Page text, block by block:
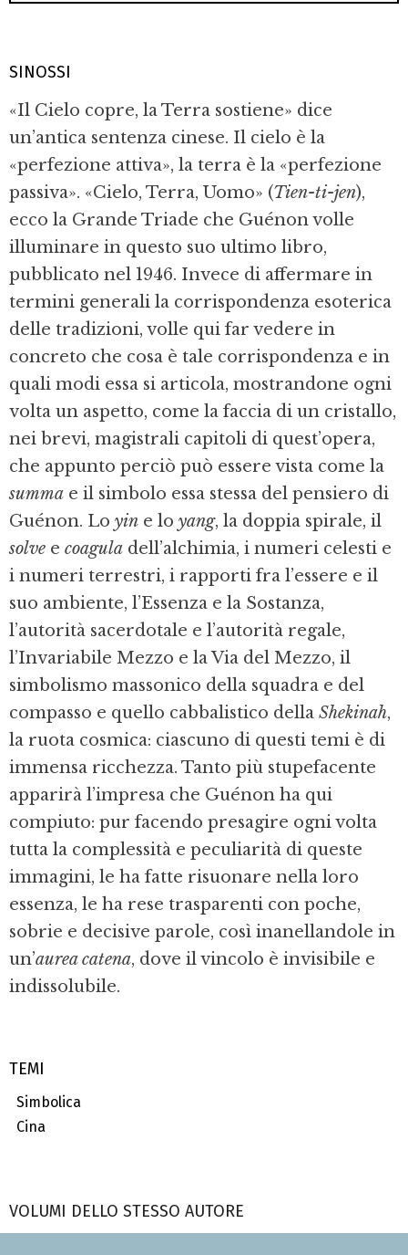
TEMI
Simbolica
Cina
SINOSSI
«Il Cielo copre, la Terra sostiene» dice
un’antica sentenza cinese. Il cielo è la
«perfezione attiva», la terra è la «perfezione
passiva». «Cielo, Terra, Uomo» (Tien-ti-jen),
ecco la Grande Triade che Guénon volle
illuminare in questo suo ultimo libro,
pubblicato nel 1946. Invece di affermare in
termini generali la corrispondenza esoterica
delle tradizioni, volle qui far vedere in
concreto che cosa è tale corrispondenza e in
quali modi essa si articola, mostrandone ogni
volta un aspetto, come la faccia di un cristallo,
nei brevi, magistrali capitoli di quest’opera,
che appunto perciò può essere vista come la
summa e il simbolo essa stessa del pensiero di
Guénon. Lo yin e lo yang, la doppia spirale, il
solve e coagula dell’alchimia, i numeri celesti e
i numeri terrestri, i rapporti fra l’essere e il
suo ambiente, l’Essenza e la Sostanza,
l’autorità sacerdotale e l’autorità regale,
l’Invariabile Mezzo e la Via del Mezzo, il
simbolismo massonico della squadra e del
compasso e quello cabbalistico della Shekinah,
la ruota cosmica: ciascuno di questi temi è di
immensa ricchezza. Tanto più stupefacente
apparirà l’impresa che Guénon ha qui
compiuto: pur facendo presagire ogni volta
tutta la complessità e peculiarità di queste
immagini, le ha fatte risuonare nella loro
essenza, le ha rese trasparenti con poche,
sobrie e decisive parole, così inanellandole in
un’aurea catena, dove il vincolo è invisibile e
indissolubile.
VOLUMI DELLO STESSO AUTORE